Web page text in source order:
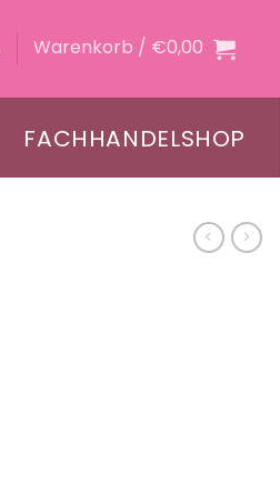
Warenkorb / €0,00
FACHHANDELSHOP